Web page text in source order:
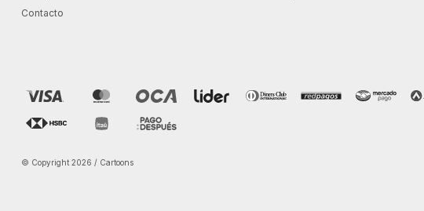
Contacto
© Copyright 2026 / Cartoons